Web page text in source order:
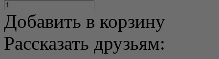
Добавить в корзину
Рассказать друзьям: